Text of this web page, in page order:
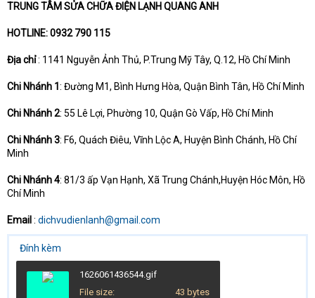
TRUNG TÂM SỬA CHỮA ĐIỆN LẠNH QUANG ANH
HOTLINE: 0932 790 115
Địa chỉ: 1141 Nguyễn Ảnh Thủ, P.Trung Mỹ Tây, Q.12, Hồ Chí Minh
Chi Nhánh 1 : Đường M1, Bình Hưng Hòa, Quận Bình Tân, Hồ Chí Minh
Chi Nhánh 2: 55 Lê Lợi, Phường 10, Quận Gò Vấp, Hồ Chí Minh
Chi Nhánh 3: F6, Quách Điêu, Vĩnh Lộc A, Huyện Bình Chánh, Hồ Chí
Minh
Chi Nhánh 4: 81/3 ấp Vạn Hạnh, Xã Trung Chánh,Huyện Hóc Môn, Hồ
Chí Minh
Email : dichvudienlanh@gmail.com
Đính kèm
1626061436544.gif
File size
43 bytes